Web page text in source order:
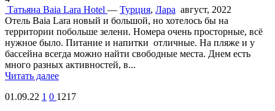
Татьяна Baia Lara Hotel — Турция, Лара август, 2022
Отель Baia Lara новый и большой, но хотелось бы на
территории побольше зелени. Номера очень просторные, всё
нужное было. Питание и напитки отличные. На пляже и у
бассейна всегда можно найти свободные места. Днем есть
много разных активностей, в...
Читать далее
01.09.22 1 0 1217